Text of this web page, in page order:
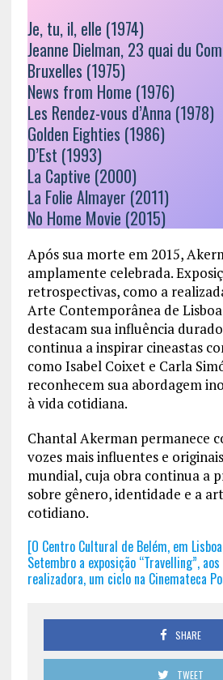
Je, tu, il, elle (1974)
Jeanne Dielman, 23 quai du
Bruxelles (1975)
News from Home (1976)
Les Rendez-vous d’Anna (1978)
Golden Eighties (1986)
D’Est (1993)
La Captive (2000)
La Folie Almayer (2011)
No Home Movie (2015)
Após sua morte em 2015,
amplamente celebrada.
retrospectivas, como a
Arte Contemporânea de
destacam sua influência
continua a inspirar cineastas
como Isabel Coixet e Carla
reconhecem sua abordagem
à vida cotidiana.
Chantal Akerman permanece
vozes mais influentes e
mundial, cuja obra continua a
sobre gênero, identidade e a
cotidiano.
[O Centro Cultural de Belém, em
Setembro a exposição “Travelling”,
realizadora, um ciclo na Cinemateca
SHARE
TWEET